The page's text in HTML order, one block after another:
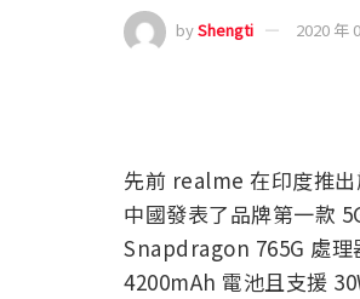
byShengti 2020 年
先前 realme 在印度推
中國發表了品牌第一款
Snapdragon 765G 處理
4200mAh 電池且支援